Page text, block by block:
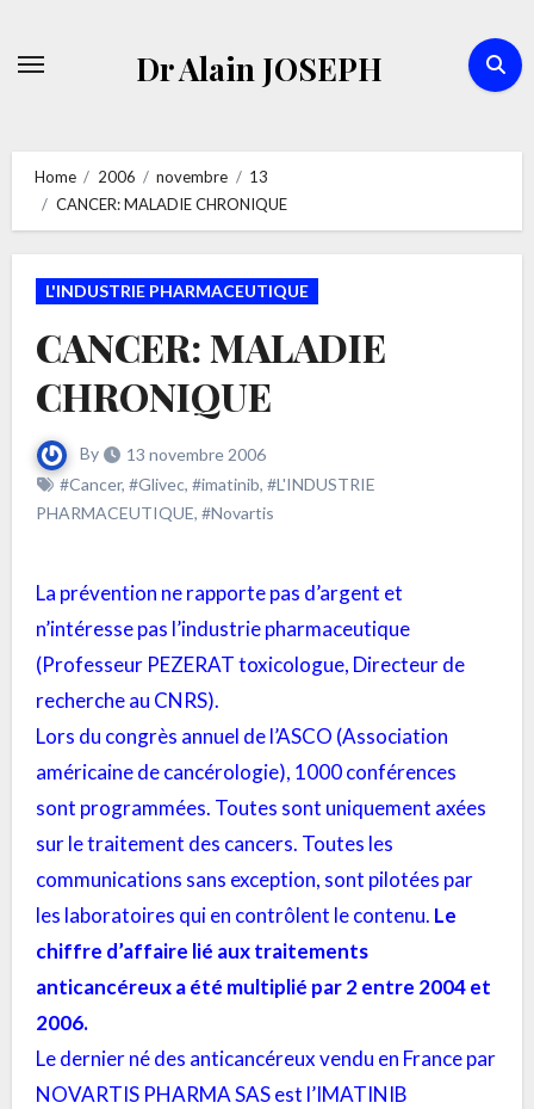
Dr Alain JOSEPH
Home 2006 novembre
13
CANCER: MALADIE CHRONIQUE
L'INDUSTRIE PHARMACEUTIQUE
CANCER: MALADIE
CHRONIQUE
By
13 novembre 2006
#Cancer, #Glivec, #imatinib, #L'INDUSTRIE
PHARMACEUTIQUE, #Novartis
La prévention ne rapporte pas d’argent et
n’intéresse pas l’industrie pharmaceutique
(Professeur PEZERAT toxicologue, Directeur de
recherche au CNRS).
Lors du congrès annuel de l’ASCO (Association
américaine de cancérologie), 1000 conférences
sont programmées. Toutes sont uniquement axées
sur le traitement des cancers. Toutes les
communications sans exception, sont pilotées par
les laboratoires qui en contrôlent le contenu. Le
chiffre d’affaire lié aux traitements
anticancéreux a été multiplié par 2 entre 2004 et
2006.
Le dernier né des anticancéreux vendu en France par
NOVARTIS PHARMA SAS est l’IMATINIB